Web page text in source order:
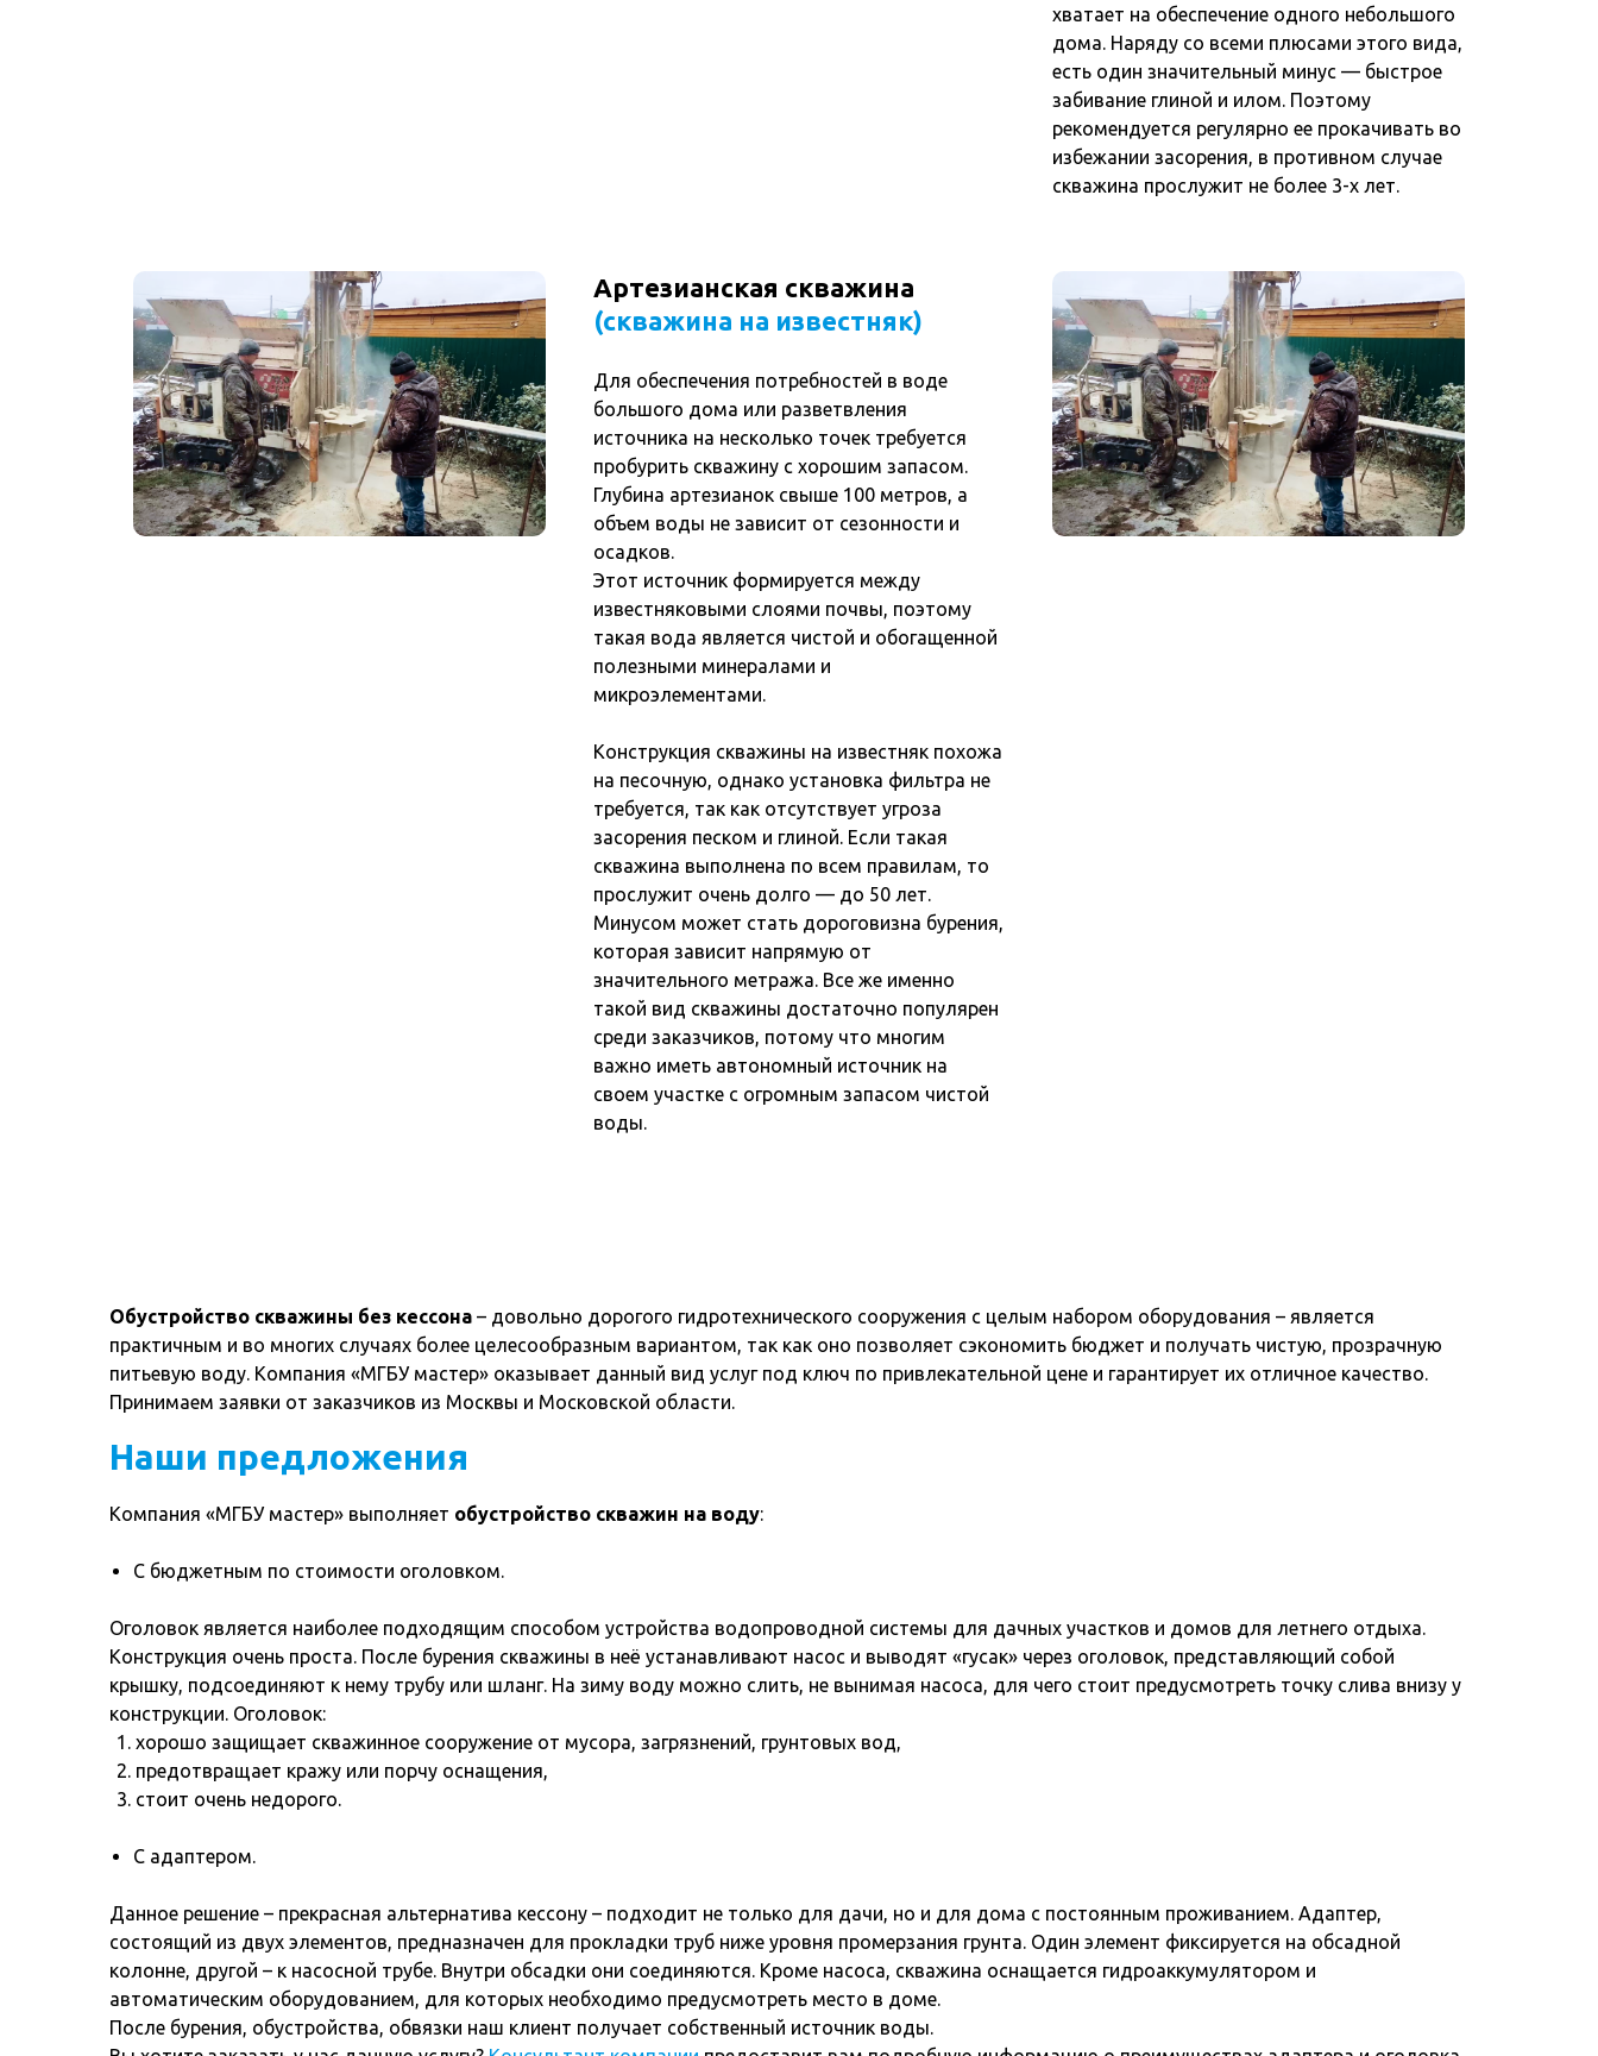
хватает на обеспечение одного небольшого
дома. Наряду со всеми плюсами этого вида,
есть один значительный минус — быстрое
забивание глиной и илом. Поэтому
рекомендуется регулярно ее прокачивать во
избежании засорения, в противном случае
скважина прослужит не более 3-х лет.
Артезианская скважина
(скважина на известняк)
Для обеспечения потребностей в воде
большого дома или разветвления
источника на несколько точек требуется
пробурить скважину с хорошим запасом.
Глубина артезианок свыше 100 метров, а
объем воды не зависит от сезонности и
осадков.
Этот источник формируется между
известняковыми слоями почвы, поэтому
такая вода является чистой и обогащенной
полезными минералами и
микроэлементами.
Конструкция скважины на известняк похожа
на песочную, однако установка фильтра не
требуется, так как отсутствует угроза
засорения песком и глиной. Если такая
скважина выполнена по всем правилам, то
прослужит очень долго — до 50 лет.
Минусом может стать дороговизна бурения,
которая зависит напрямую от
значительного метража. Все же именно
такой вид скважины достаточно популярен
среди заказчиков, потому что многим
важно иметь автономный источник на
своем участке с огромным запасом чистой
воды.
Наши предложения
Обустройство скважины без кессона – довольно дорогого гидротехнического сооружения с целым набором оборудования – является
практичным и во многих случаях более целесообразным вариантом, так как оно позволяет сэкономить бюджет и получать чистую, прозрачную
питьевую воду. Компания «МГБУ мастер» оказывает данный вид услуг под ключ по привлекательной цене и гарантирует их отличное качество.
Принимаем заявки от заказчиков из Москвы и Московской области.
Компания «МГБУ мастер» выполняет обустройство скважин на воду:
С бюджетным по стоимости оголовком.
Оголовок является наиболее подходящим способом устройства водопроводной системы для дачных участков и домов для летнего отдыха.
Конструкция очень проста. После бурения скважины в неё устанавливают насос и выводят «гусак» через оголовок, представляющий собой
крышку, подсоединяют к нему трубу или шланг. На зиму воду можно слить, не вынимая насоса, для чего стоит предусмотреть точку слива внизу у
конструкции. Оголовок:
хорошо защищает скважинное сооружение от мусора, загрязнений, грунтовых вод,
предотвращает кражу или порчу оснащения,
стоит очень недорого.
С адаптером.
Данное решение – прекрасная альтернатива кессону – подходит не только для дачи, но и для дома с постоянным проживанием. Адаптер,
состоящий из двух элементов, предназначен для прокладки труб ниже уровня промерзания грунта. Один элемент фиксируется на обсадной
колонне, другой – к насосной трубе. Внутри обсадки они соединяются. Кроме насоса, скважина оснащается гидроаккумулятором и
автоматическим оборудованием, для которых необходимо предусмотреть место в доме.
После бурения, обустройства, обвязки наш клиент получает собственный источник воды.